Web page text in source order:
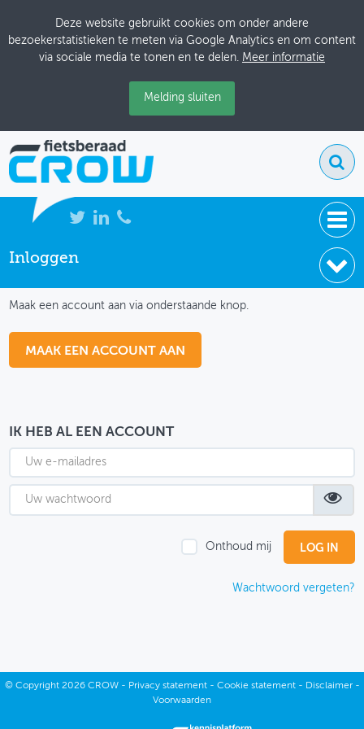
Deze website gebruikt cookies om onder andere
bezoekerstatistieken te meten via Google Analytics en om content
via sociale media te tonen en te delen. Meer informatie
Melding sluiten
NIEUWS
THEMASITES
MIJN PROFIEL
GEBRUIKER
Inloggen
Maak een account aan via onderstaande knop.
MAAK EEN ACCOUNT AAN
IK HEB AL EEN ACCOUNT
Onthoud mij
Wachtwoord vergeten?
© Copyright2026 CROW - Privacy statement- Cookie statement- Disclaimer-
Voorwaarden